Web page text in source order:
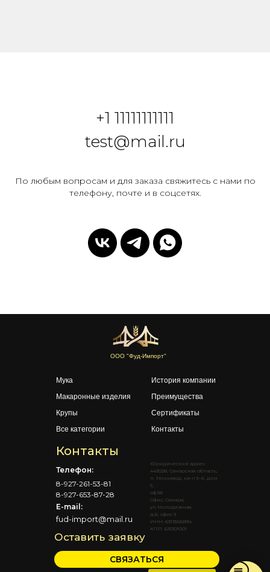
+1 11111111111
test@mail.ru
По любым вопросам и для заказа свяжитесь с нами по
телефону, почте и в соцсетях.
История компании
Преимущества
Сертификаты
Контакты
Мука
Макаронные изделия
Крупы
Все категории
ООО "Фуд-Импорт"
Юридический адрес:
443028, Самарская область,
п. Мехзавод, кв-л 5-й, дом
5,
оф.58
Офис: Самара,
ул.Молодежная,
д.6, офис 3
ИНН: 6313556894
КПП: 631301001
СВЯЗАТЬСЯ
Оставить заявку
Контакты
Телефон:
8-927-261-53-81
8-927-653-87-28
E-mail:
fud-import@mail.ru